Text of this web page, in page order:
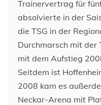
Trainervertrag für
absolvierte in der
die TSG in der
Durchmarsch mit der
mit dem Aufstieg
Seitdem ist
2008 kam es
Neckar-Arena mit